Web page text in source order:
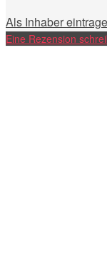
Als Inhaber
Eine Rezension